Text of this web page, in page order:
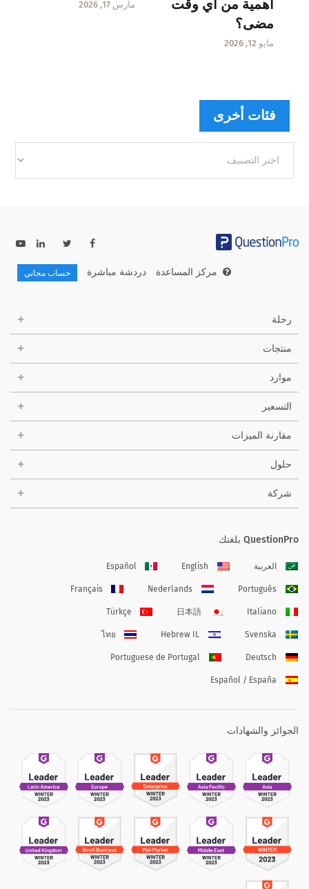
أهمية من أي وقت
مضى؟
مايو 12, 2026
مارس 17, 2026
فئات أخرى
أخرى
مركز المساعدة دردشة مباشرة حساب مجاني
رحلة
منتجات
موارد
التسعير
مقارنة الميزات
حلول
شركة
QuestionPro بلغتك
العربية English
Español
Português
Nederlands
Français
Italiano
日本語
Türkçe
Svenska
Hebrew IL
ไทย
Deutsch
Portuguese de Portugal
Español / España
الجوائز والشهادات